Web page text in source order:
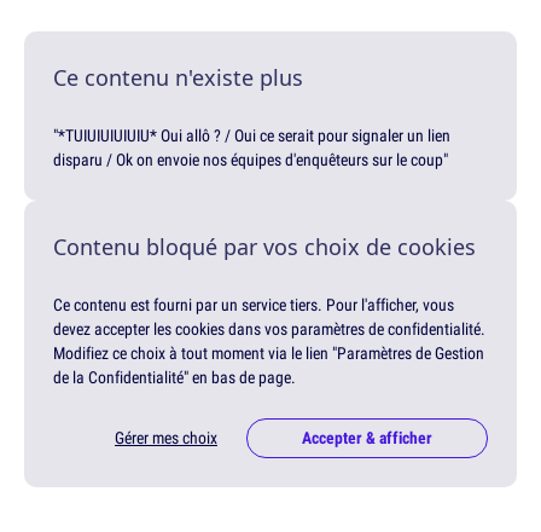
Ce contenu n'existe plus
"*TUIUIUIUIUIU* Oui allô ? / Oui ce serait pour signaler un lien
disparu / Ok on envoie nos équipes d'enquêteurs sur le coup"
Contenu bloqué par vos choix de cookies
Ce contenu est fourni par un service tiers. Pour l'afficher, vous
devez accepter les cookies dans vos paramètres de confidentialité.
Modifiez ce choix à tout moment via le lien "Paramètres de Gestion
de la Confidentialité" en bas de page.
Gérer mes choix Accepter & afficher